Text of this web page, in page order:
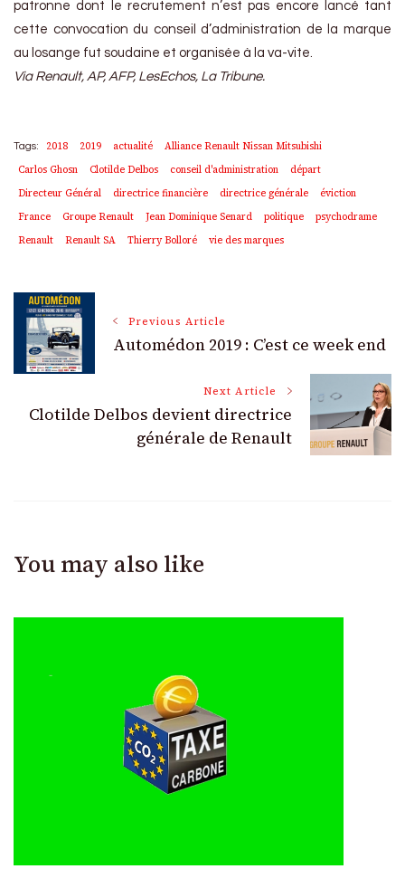
patronne dont le recrutement n’est pas encore lancé tant
cette convocation du conseil d’administration de la marque
au losange fut soudaine et organisée à la va-vite.
Via Renault, AP, AFP, LesEchos, La Tribune.
Tags: 2018 2019 actualité
Alliance Renault Nissan Mitsubishi
Carlos Ghosn
Clotilde Delbos conseil d'administration
départ
Directeur Général
directrice financière directrice générale
éviction
France
Groupe Renault Jean Dominique Senard politique
psychodrame
Renault
Renault SA Thierry Bolloré vie des marques
Post
Navigation
Previous Article
Automédon 2019 : C’est ce week end
Next Article
Clotilde Delbos devient directrice
générale de Renault
You may also like